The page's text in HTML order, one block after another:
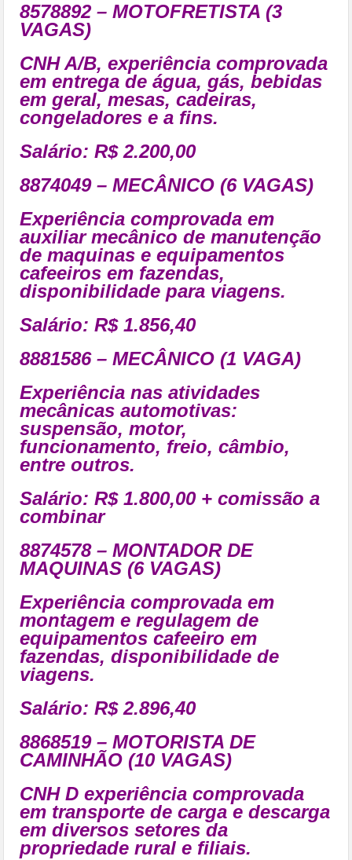
8578892 – MOTOFRETISTA (3
VAGAS)
CNH A/B, experiência comprovada
em entrega de água, gás, bebidas
em geral, mesas, cadeiras,
congeladores e a fins.
Salário: R$ 2.200,00
8874049 – MECÂNICO (6 VAGAS)
Experiência comprovada em
auxiliar mecânico de manutenção
de maquinas e equipamentos
cafeeiros em fazendas,
disponibilidade para viagens.
Salário: R$ 1.856,40
8881586 – MECÂNICO (1 VAGA)
Experiência nas atividades
mecânicas automotivas:
suspensão, motor,
funcionamento, freio, câmbio,
entre outros.
Salário: R$ 1.800,00 + comissão a
combinar
8874578 – MONTADOR DE
MAQUINAS (6 VAGAS)
Experiência comprovada em
montagem e regulagem de
equipamentos cafeeiro em
fazendas, disponibilidade de
viagens.
Salário: R$ 2.896,40
8868519 – MOTORISTA DE
CAMINHÃO (10 VAGAS)
CNH D experiência comprovada
em transporte de carga e descarga
em diversos setores da
propriedade rural e filiais.